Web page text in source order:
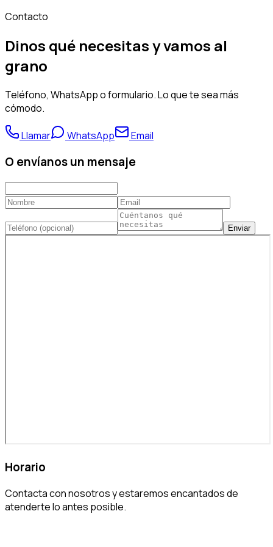
Contacto
Dinos qué necesitas y vamos al
grano
Teléfono, WhatsApp o formulario. Lo que te sea más
cómodo.
Llamar WhatsApp Email
O envíanos un mensaje
Enviar
Horario
Contacta con nosotros y estaremos encantados de
atenderte lo antes posible.